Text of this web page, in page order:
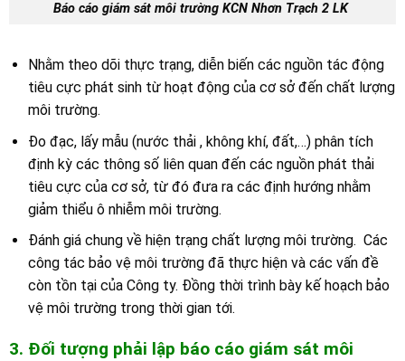
Báo cáo giám sát môi trường KCN Nhơn Trạch 2 LK
Nhằm theo dõi thực trạng, diễn biến các nguồn tác động
tiêu cực phát sinh từ hoạt động của cơ sở đến chất lượng
môi trường.
Đo đạc, lấy mẫu (nước thải , không khí, đất,…) phân tích
định kỳ các thông số liên quan đến các nguồn phát thải
tiêu cực của cơ sở, từ đó đưa ra các định hướng nhằm
giảm thiểu ô nhiễm môi trường.
Đánh giá chung về hiện trạng chất lượng môi trường. Các
công tác bảo vệ môi trường đã thực hiện và các vấn đề
còn tồn tại của Công ty. Đồng thời trình bày kế hoạch bảo
vệ môi trường trong thời gian tới.
3. Đối tượng phải lập báo cáo giám sát môi